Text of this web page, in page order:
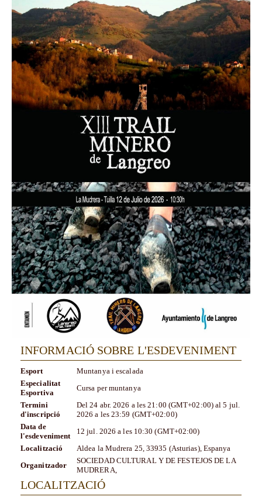
INFORMACIÓ SOBRE L'ESDEVENIMENT
Esport
Muntanya i escalada
Especialitat
Esportiva
Cursa per muntanya
Termini
d'inscripció
Del24 abr. 2026 a les21:00 (GMT+02:00)al5 jul.
2026 a les23:59 (GMT+02:00)
Data de
l'esdeveniment
12 jul. 2026 a les 10:30 (GMT+02:00)
Localització
Aldea la Mudrera 25, 33935 (Asturias), Espanya
Organitzador
SOCIEDAD CULTURAL Y DE FESTEJOS DE LA
MUDRERA,
LOCALITZACIÓ